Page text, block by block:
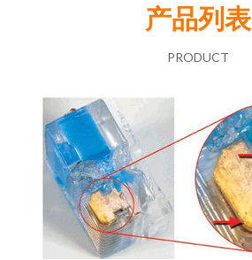
产品列表
PRODUCT